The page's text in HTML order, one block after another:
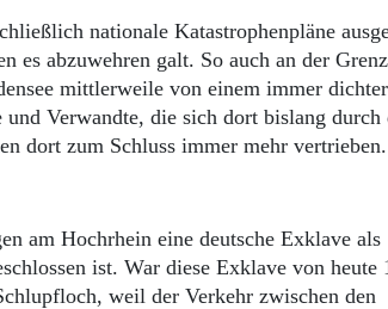
Ostpreußen
Pommern
Berlin-Brandenburg
Schlesien
und Westpreußen
nationale Katastrophenpläne
es abzuwehren galt. So auch an der
mittlerweile von einem immer
Verwandte, die sich dort bislang durch
dort zum Schluss immer mehr vertrieben.
am Hochrhein eine deutsche Exklave als
ist. War diese Exklave von heute
weil der Verkehr zwischen den